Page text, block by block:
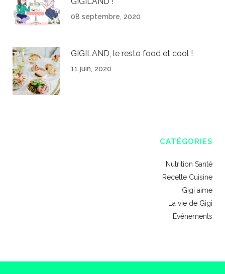
08 septembre, 2020
GIGILAND, le resto food et cool !
11 juin, 2020
CATÉGORIES
Nutrition Santé
Recette Cuisine
Gigi aime
La vie de Gigi
Événements